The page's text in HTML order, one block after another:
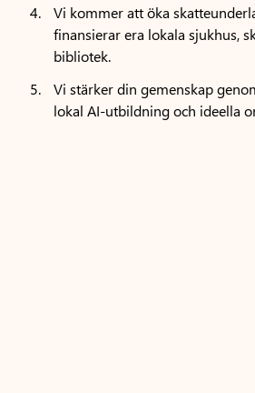
Vi kommer att öka
finansierar era lokala sjukhus,
bibliotek.
Vi stärker din gemenskap
lokal AI-utbildning och ideella